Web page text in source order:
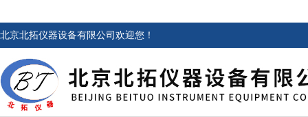
北京北拓仪器设备有限公司欢迎您！